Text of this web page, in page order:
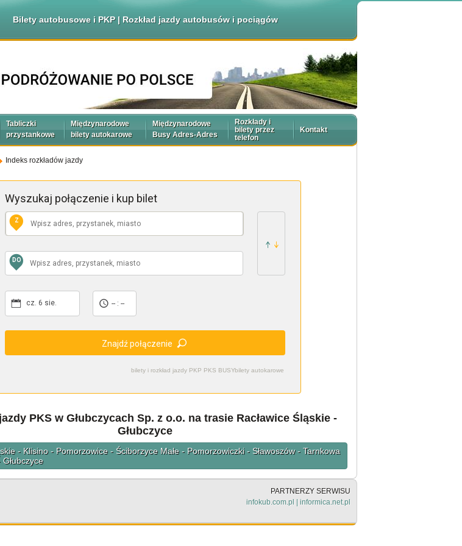
Bilety autobusowe i PKP | Rozkład jazdy autobusów i pociągów
Tabliczki
przystankowe
Międzynarodowe
bilety autokarowe
Międzynarodowe
Busy Adres-Adres
Rozkłady i
bilety przez
telefon
Kontakt
Indeks rozkładów jazdy
bilety i rozkład jazdy PKP PKS BUSYbilety autokarowe
Wyszukaj połączenie i kup bilet
Z
DO
cz. 6 sie. -- : --
Znajdź połączenie
PKS w Głubczycach Sp. z o.o. na trasie Racławice Śląskie -
Głubczyce
- Klisino - Pomorzowice - Ściborzyce Małe - Pomorzowiczki - Sławoszów - Tarnkowa
PARTNERZY SERWISU
infokub.com.pl | informica.net.pl